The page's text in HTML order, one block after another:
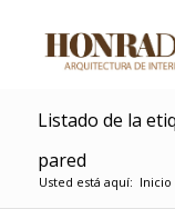
Listado de la
pared
Usted está aquí: Inicio